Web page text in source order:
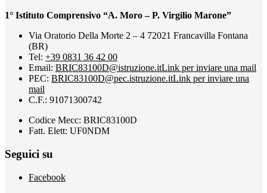
1° Istituto Comprensivo “A. Moro – P. Virgilio Marone”
Via Oratorio Della Morte 2 – 4 72021 Francavilla Fontana
(BR)
Tel: +39 0831 36 42 00
Email: BRIC83100D@istruzione.itLink per inviare una mail
PEC: BRIC83100D@pec.istruzione.itLink per inviare una
mail
C.F.: 91071300742
Codice Mecc: BRIC83100D
Fatt. Elett: UF0NDM
Seguici su
Facebook